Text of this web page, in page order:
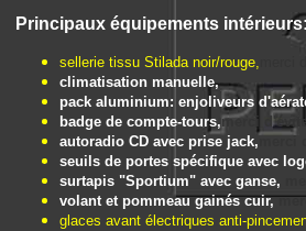
Principaux équipements intérieurs:
sellerie tissu Stilada noir/rouge,
climatisation manuelle,
pack aluminium: enjoliveurs
badge de compte-tours,merci
autoradio CD avec prise jack,
seuils de portes spécifique avec
surtapis "Sportium" avec ganse,
volant et pommeau gainés cuir,
glaces avant électriques anti-